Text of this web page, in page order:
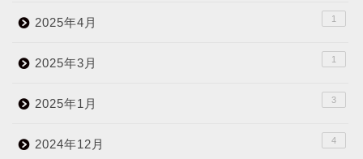
2025年4月 1
2025年3月 1
2025年1月 3
2024年12月 4